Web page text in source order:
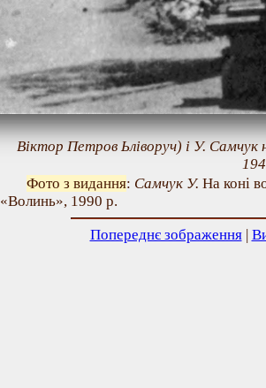
Віктор Петров Ьліворуч) і У. Самчук
Фото з видання: Самчук У. На коні
«Волинь», 1990 р.
Попереднє зображення|